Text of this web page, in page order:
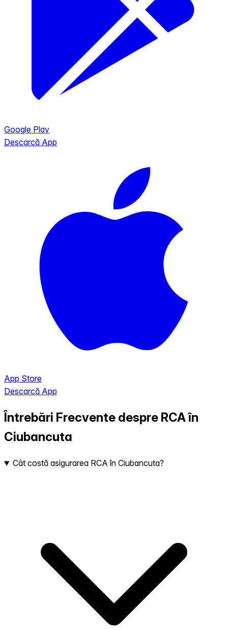
Google Play
Descarcă App
App Store
Descarcă App
Întrebări Frecvente despre RCA în
Ciubancuta
Cât costă asigurarea RCA în Ciubancuta?